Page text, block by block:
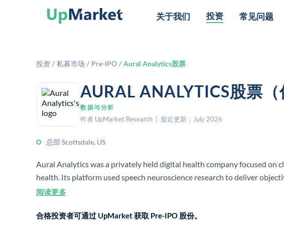
关于我们 投资 常见问题
投资 / 私募市场 / Pre-IPO / Aural Analytics股票
AURAL ANALYTICS股票（
数据与分析
作者 UpMarket Research | 最近更新：July 2026
总部 Scottsdale, US
Aural Analytics was a privately held digital health company focused on
health. Its platform used speech neuroscience research to deliver
applications.
阅读更多
合格投资者可通过 UpMarket 获取 Pre-IPO 股份。